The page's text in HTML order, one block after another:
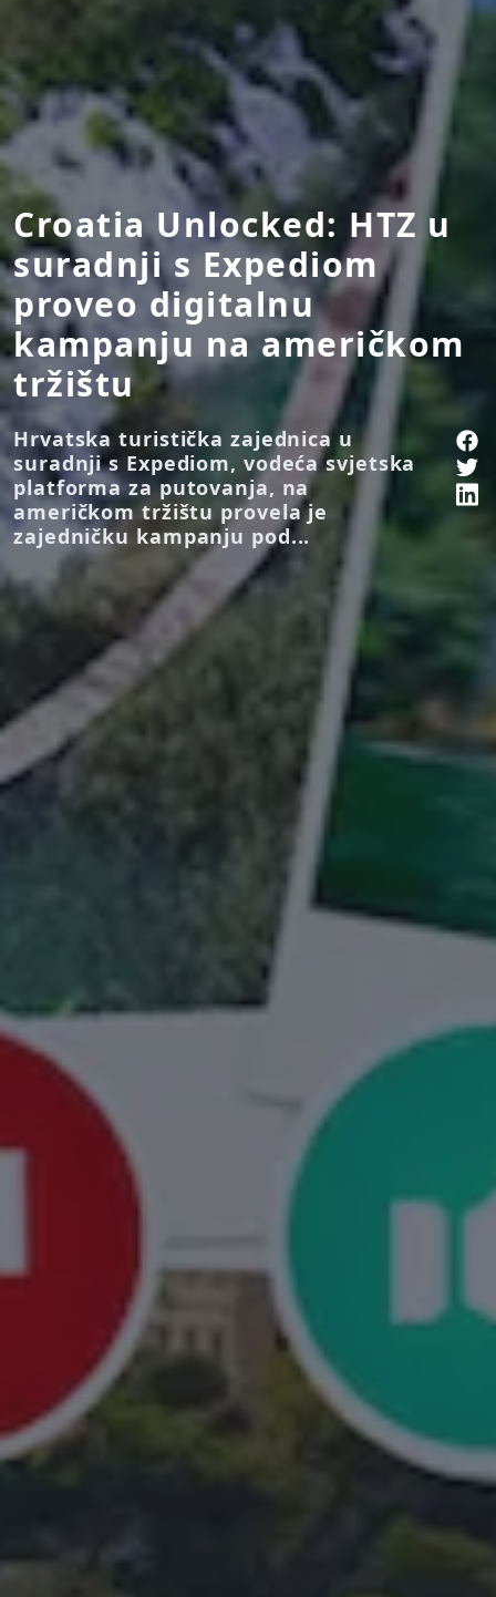
Croatia Unlocked: HTZ u
suradnji s Expediom
proveo digitalnu
kampanju na američkom
tržištu
Hrvatska turistička zajednica u
suradnji s Expediom, vodeća svjetska
platforma za putovanja, na
američkom tržištu provela je
zajedničku kampanju pod...